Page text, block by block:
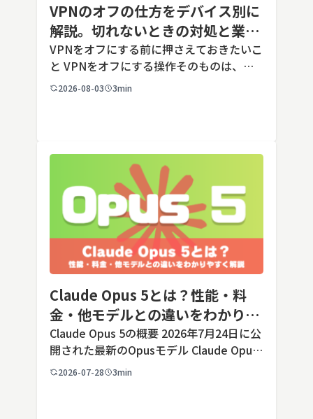
VPNのオフの仕方をデバイス別に
解説。切れないときの対処と業務
端末での注意点
VPNをオフにする前に押さえておきたいこ
と VPNをオフにする操作そのものは、ど
の端末でも数タップから数クリックで完了
2026-08-03 3min
Claude Opus 5とは？性能・料
金・他モデルとの違いをわかりや
すく解説
Claude Opus 5の概要 2026年7月24日に公
開された最新のOpusモデル Claude Opus
5は、米国のAI企業Anthropic（アンソロピ
2026-07-28 3min